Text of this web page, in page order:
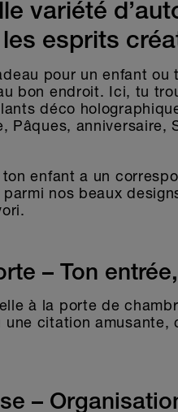
variété
esprits
pour un enfant
bon endroit. Ici, tu
déco
Pâques,
enfant a un
nos beaux
– Ton
à la porte de
une citation
–